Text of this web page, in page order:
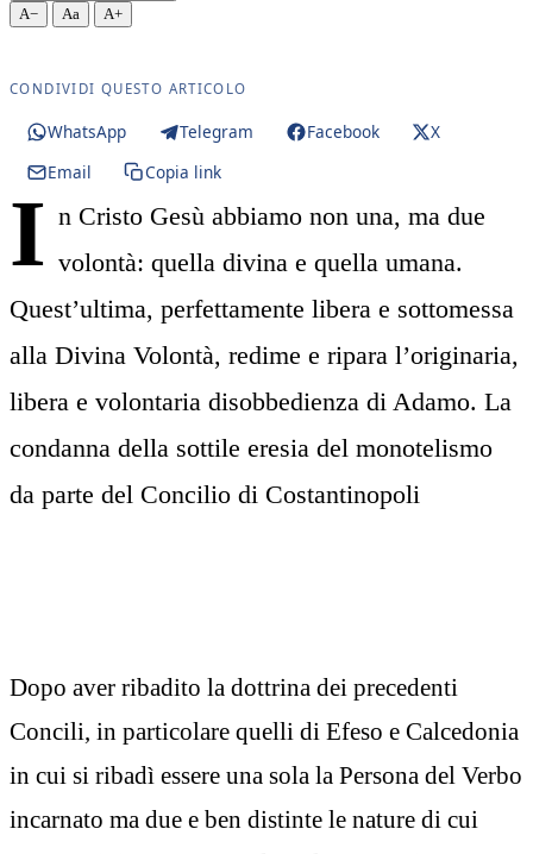
A− Aa A+
CONDIVIDI QUESTO ARTICOLO
WhatsApp Telegram Facebook
X
Email
Copia link
I n Cristo Gesù abbiamo non una, ma due
volontà: quella divina e quella umana.
Quest’ultima, perfettamente libera e sottomessa
alla Divina Volontà, redime e ripara l’originaria,
libera e volontaria disobbedienza di Adamo. La
condanna della sottile eresia del monotelismo
da parte del Concilio di Costantinopoli
Dopo aver ribadito la dottrina dei precedenti
Concili, in particolare quelli di Efeso e Calcedonia
in cui si ribadì essere una sola la Persona del Verbo
incarnato ma due e ben distinte le nature di cui